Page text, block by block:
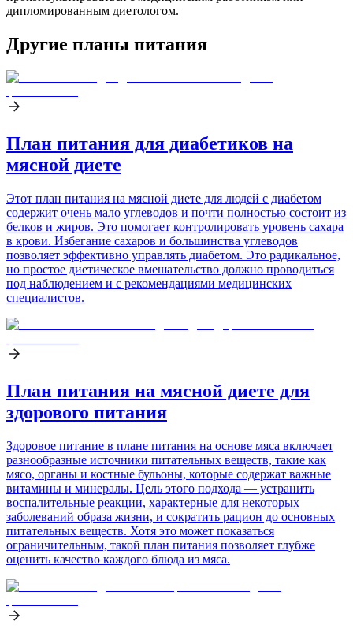
дипломированным диетологом.
Другие планы питания
План питания для диабетиков на
мясной диете
Этот план питания на мясной диете для людей с диабетом
содержит очень мало углеводов и почти полностью состоит из
белков и жиров. Это помогает контролировать уровень сахара
в крови. Избегание сахаров и большинства углеводов
позволяет эффективно управлять диабетом. Это радикальное,
но простое диетическое вмешательство должно проводиться
под наблюдением и с рекомендациями медицинских
специалистов.
План питания на мясной диете для
здорового питания
Здоровое питание в плане питания на основе мяса включает
разнообразные источники питательных веществ, такие как
мясо, органы и костные бульоны, которые содержат важные
витамины и минералы. Цель этого подхода — устранить
воспалительные реакции, характерные для некоторых
заболеваний образа жизни, и сократить рацион до основных
питательных веществ. Хотя это может показаться
ограничительным, такой план питания позволяет глубже
оценить качество каждого блюда из мяса.